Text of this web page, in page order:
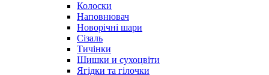
Колоски
Наповнювач
Новорічні шари
Сізаль
Тичінки
Шишки и сухоцвіти
Ягідки та гілочки